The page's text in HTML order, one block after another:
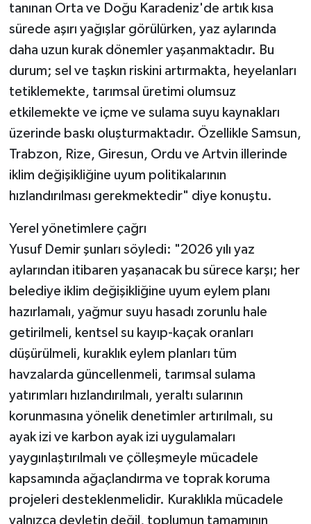
tanınan Orta ve Doğu Karadeniz'de artık kısa
sürede aşırı yağışlar görülürken, yaz aylarında
daha uzun kurak dönemler yaşanmaktadır. Bu
durum; sel ve taşkın riskini artırmakta, heyelanları
tetiklemekte, tarımsal üretimi olumsuz
etkilemekte ve içme ve sulama suyu kaynakları
üzerinde baskı oluşturmaktadır. Özellikle Samsun,
Trabzon, Rize, Giresun, Ordu ve Artvin illerinde
iklim değişikliğine uyum politikalarının
hızlandırılması gerekmektedir" diye konuştu.
Yerel yönetimlere çağrı
Yusuf Demir şunları söyledi: "2026 yılı yaz
aylarından itibaren yaşanacak bu sürece karşı; her
belediye iklim değişikliğine uyum eylem planı
hazırlamalı, yağmur suyu hasadı zorunlu hale
getirilmeli, kentsel su kayıp-kaçak oranları
düşürülmeli, kuraklık eylem planları tüm
havzalarda güncellenmeli, tarımsal sulama
yatırımları hızlandırılmalı, yeraltı sularının
korunmasına yönelik denetimler artırılmalı, su
ayak izi ve karbon ayak izi uygulamaları
yaygınlaştırılmalı ve çölleşmeyle mücadele
kapsamında ağaçlandırma ve toprak koruma
projeleri desteklenmelidir. Kuraklıkla mücadele
yalnızca devletin değil, toplumun tamamının